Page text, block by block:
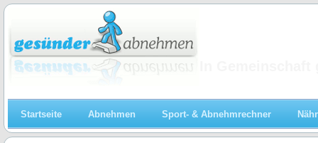
Startseite Abnehmen Sport- & Abnehmrechner